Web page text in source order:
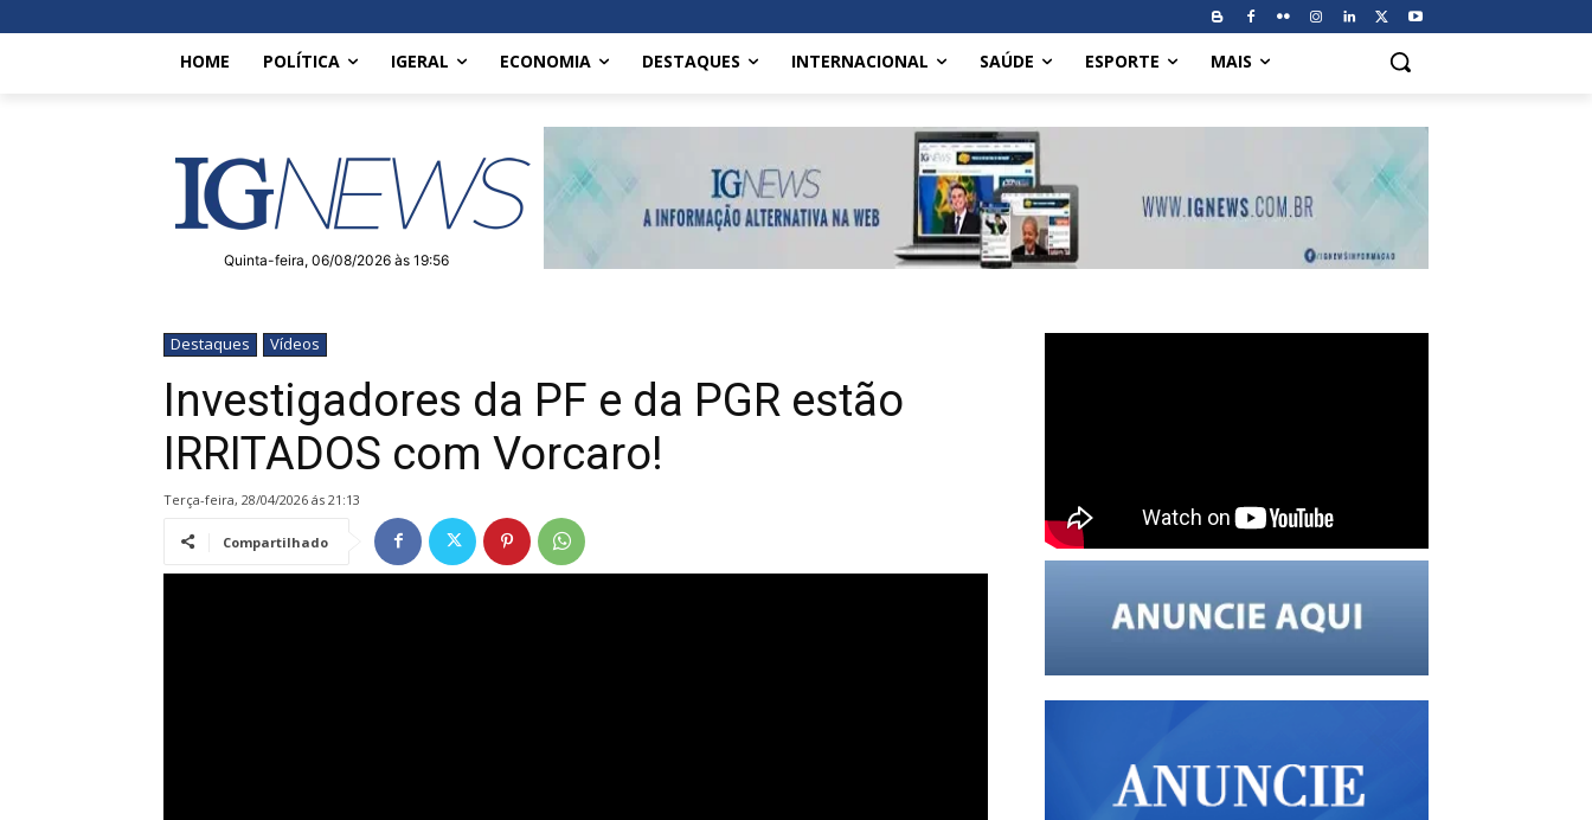
HOME POLÍTICA IGERAL ECONOMIA DESTAQUES INTERNACIONAL SAÚDE ESPORTE MAIS
Quinta-feira, 06/08/2026 às 19:56
Destaques Vídeos
Investigadores da PF e da PGR estão
IRRITADOS com Vorcaro!
terça-feira, 28/04/2026 ás 21:13
Compartilhado